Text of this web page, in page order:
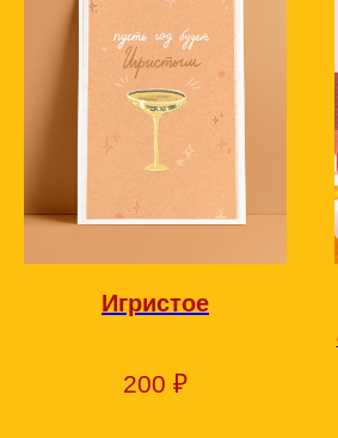
Игристое
200 ₽